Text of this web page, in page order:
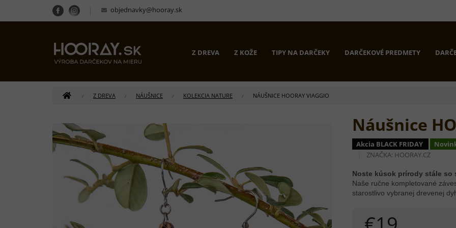
obsah
objednavky@hooray.sk
Z DREVA Z KOŽE TIPY NA DARČEKY DARČEKOVÉ PREDMETY
DOMOVZ DREVA NÁUŠNICE KOLEKCIA NATURE NÁUŠNICE HOORAY VIAGGIO
Náušnice
Akcia BLACK FRIDAY
ZNAČKA: HOORAY.CZ
Noste kúsok prírody stále so
Naše ručne kompletované
starostlivo vybranej drevenej